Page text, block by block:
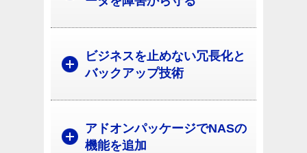
ビジネスを止めない冗長化と
バックアップ技術
アドオンパッケージでNASの
機能を追加